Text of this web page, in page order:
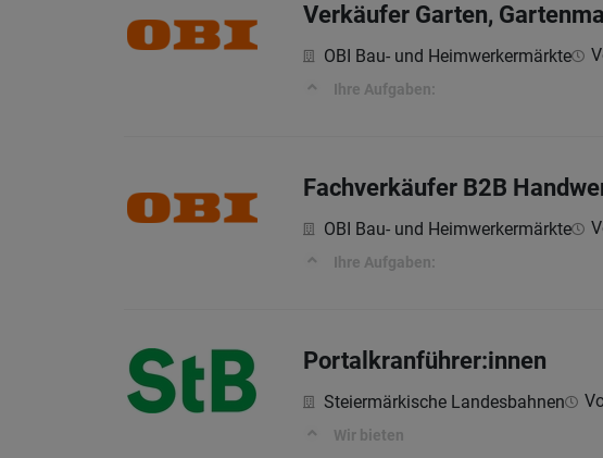
Verkäufer Garten,
OBI Bau- und Heimwerkermärkte
Ihre Aufgaben:
Fachverkäufer B2B
OBI Bau- und Heimwerkermärkte
Ihre Aufgaben:
Portalkranführer:innen
Steiermärkische Landesbahnen
Wir bieten